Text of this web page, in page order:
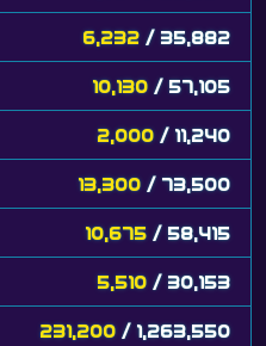
6,232 / 35,882
10,130 / 57,105
2,000 / 11,240
13,300 / 73,500
10,675 / 58,415
5,510 / 30,153
231,200 / 1,263,550